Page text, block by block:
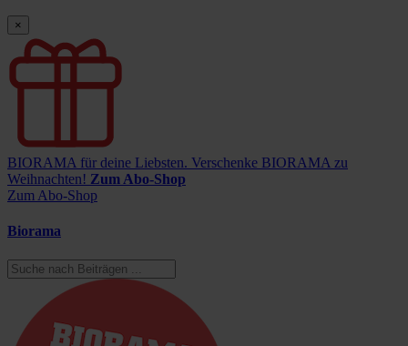
×
BIORAMA für deine Liebsten. Verschenke BIORAMA zu
Weihnachten! Zum Abo-Shop
Zum Abo-Shop
Biorama